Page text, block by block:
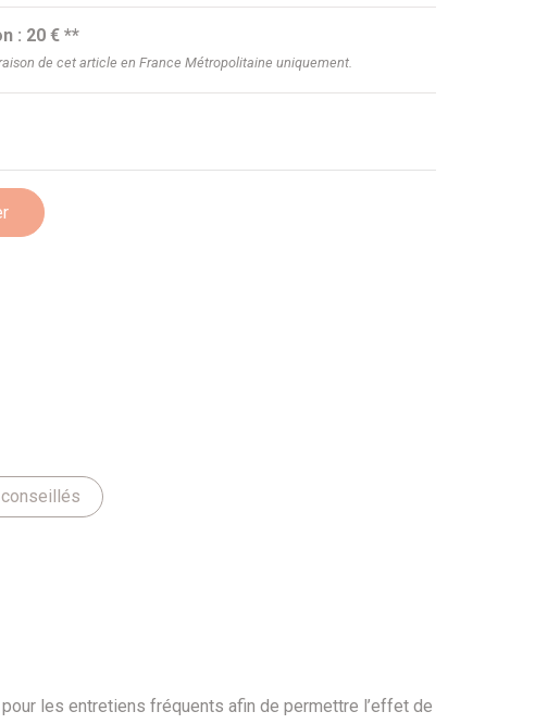
: 20 € **
de cet article en France Métropolitaine uniquement.
les entretiens fréquents afin de permettre l’effet de